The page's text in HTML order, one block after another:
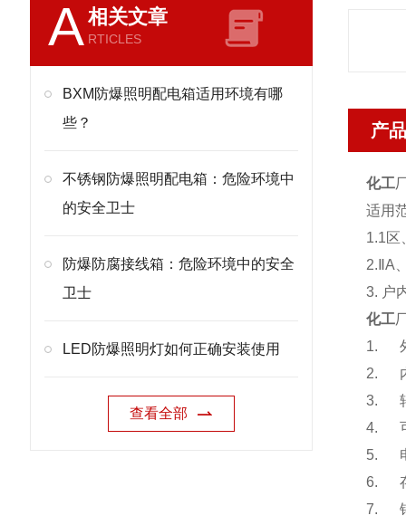
A相关文章
RTICLES
BXM防爆照明配电箱适用环境有哪
些？
不锈钢防爆照明配电箱：危险环境中
的安全卫士
防爆防腐接线箱：危险环境中的安全
卫士
LED防爆照明灯如何正确安装使用
查看全部
产
化工
适用
1.1区
2.ⅡA
3. 户
化工
1. 外
2. 内
3. 转
4. 可
5. 电
6. 存
7. 钢